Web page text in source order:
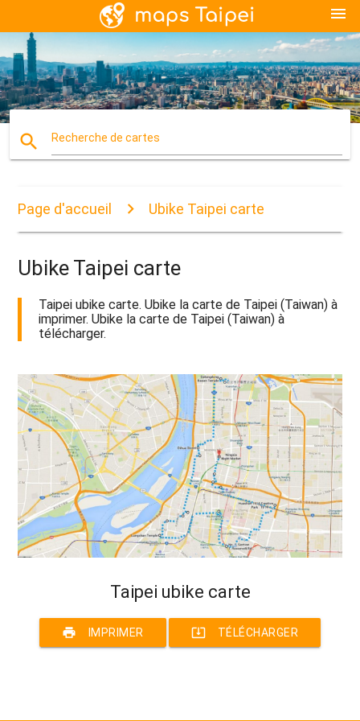
menu
search Recherche de cartes
Page d'accueil Ubike Taipei carte
Ubike Taipei carte
Taipei ubike carte. Ubike la carte de Taipei (Taiwan) à
imprimer. Ubike la carte de Taipei (Taiwan) à
télécharger.
Taipei ubike carte
print IMPRIMER system_update_alt TÉLÉCHARGER